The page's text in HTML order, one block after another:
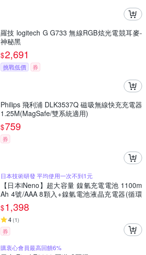
羅技 logitech G G733 無線RGB炫光電競耳麥-
神秘黑
$2,691
挑戰低價 券
Philips 飛利浦 DLK3537Q 磁吸無線快充充電器
1.25M(MagSafe/雙系統適用)
$759
券
日本技術研發 平均使用一次不到1元
【日本iNeno】超大容量 鎳氫充電電池 1100m
Ah 4號/AAA 8顆入+鎳氫電池液晶充電器(循環
發電 充電電池 戶外露營 電池 存電 不斷電 高容
量 儲電 隨時充)
$1,398
4(1)
券
購衷心會員最高回饋6%